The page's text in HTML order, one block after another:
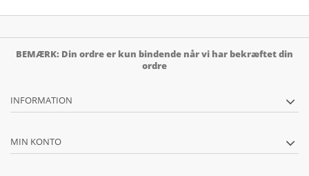
BEMÆRK: Din ordre er kun bindende når vi har bekræftet din
ordre
INFORMATION
MIN KONTO